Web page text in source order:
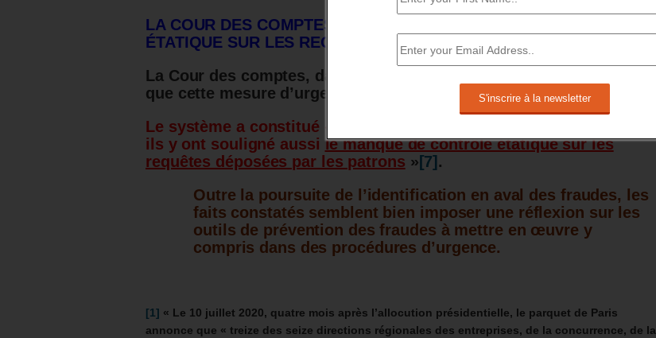
LA COUR DES COMPTES A DÉNONCÉ LE MANQUE DE CONTRÔLE
ÉTATIQUE SUR LES REQUÊTES DÉPOSÉES.
La Cour des comptes, dans un rapport du 12 juillet 2021, a constaté
que cette mesure d’urgence avait été l’objet de nombreux abus.
Le système a constitué « l’un des piliers du soutien à l’économie »,
ils y ont souligné aussile manque de contrôle étatique sur les
requêtes déposées par les patrons » [7] .
Outre la poursuite de l’identification en aval des fraudes, les
faits constatés semblent bien imposer une réflexion sur les
outils de prévention des fraudes à mettre en œuvre y
compris dans des procédures d’urgence.
[1] « Le 10 juillet 2020, quatre mois après l’allocution présidentielle, le parquet de Paris
annonce que « treize des seize directions régionales des entreprises, de la concurrence, de la